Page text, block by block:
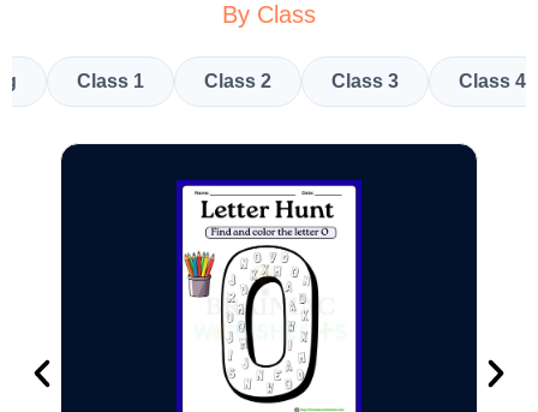
By Class
Class 1 Class 2 Class 3 Class 4